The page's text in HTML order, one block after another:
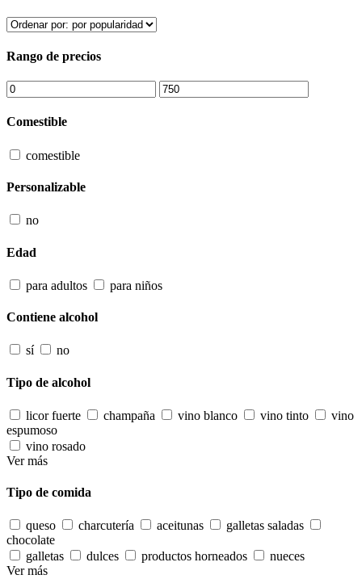
Rango de precios
Comestible
comestible
Personalizable
no
Edad
para adultos para niños
Contiene alcohol
sí no
Tipo de alcohol
licor fuerte champaña vino blanco vino tinto
vino
espumoso
vino rosado
Ver más
Tipo de comida
queso charcutería aceitunas
galletas saladas
chocolate
galletas
dulces productos horneados
nueces
Ver más